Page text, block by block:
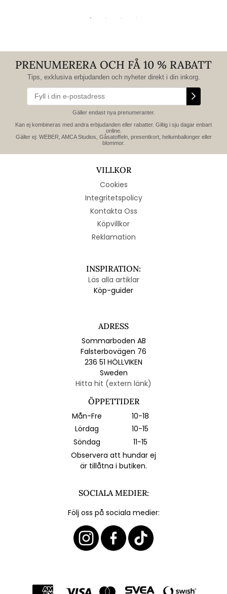
PRENUMERERA OCH FÅ 10 % RABATT
Tips, exklusiva erbjudanden och nyheter direkt i din inkorg.
Gäller endast nya prenumeranter.
Kan ej kombineras med andra erbjudanden eller rabatter. Giltig i sju dagar enbart
online.
Gäller ej: WEBER, AMCA Studios, Gåsatoffeln, presentkort, heliumballonger eller
blommor.
VILLKOR
Cookies
Integritetspolicy
Kontakta Oss
Köpvillkor
Reklamation
INSPIRATION:
Läs alla artiklar
Köp-guider
ADRESS
Sommarboden AB
Falsterbovägen 76
236 51 HÖLLVIKEN
Sweden
Hitta hit (extern länk)
ÖPPETTIDER
Mån-Fre
10-18
Lördag
10-15
Söndag
11-15
Observera att hundar ej
är tillåtna i butiken.
SOCIALA MEDIER:
Följ oss på sociala medier: